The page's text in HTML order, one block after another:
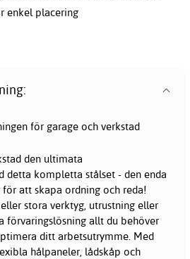
enkel placering
för garage och verkstad
den ultimata
detta kompletta stålset - den enda
att skapa ordning och reda!
stora verktyg, utrustning eller
förvaringslösning allt du behöver
ditt arbetsutrymme. Med
hålpaneler, lådskåp och